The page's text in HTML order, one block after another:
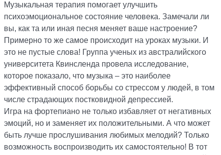
Музыкальная терапия помогает улучшить
психоэмоциональное состояние человека. Замечали ли
вы, как та или иная песня меняет ваше настроение?
Примерно то же самое происходит на уроках музыки. И
это не пустые слова! Группа ученых из австралийского
университета Квинсленда провела исследование,
которое показало, что музыка – это наиболее
эффективный способ борьбы со стрессом у людей, в том
числе страдающих постковидной депрессией.
Игра на фортепиано не только избавляет от негативных
эмоций, но и заменяет их положительными. А что может
быть лучше прослушивания любимых мелодий? Только
возможность воспроизводить их самостоятельно! В тот